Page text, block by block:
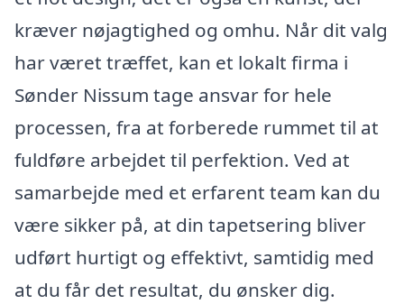
kræver nøjagtighed og omhu. Når dit valg
har været træffet, kan et lokalt firma i
Sønder Nissum tage ansvar for hele
processen, fra at forberede rummet til at
fuldføre arbejdet til perfektion. Ved at
samarbejde med et erfarent team kan du
være sikker på, at din tapetsering bliver
udført hurtigt og effektivt, samtidig med
at du får det resultat, du ønsker dig.